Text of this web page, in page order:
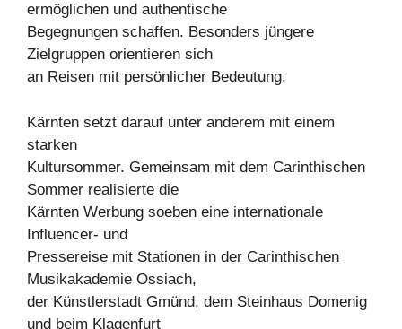
ermöglichen und authentische
Begegnungen schaffen. Besonders jüngere
Zielgruppen orientieren sich
an Reisen mit persönlicher Bedeutung.
Kärnten setzt darauf unter anderem mit einem
starken
Kultursommer. Gemeinsam mit dem Carinthischen
Sommer realisierte die
Kärnten Werbung soeben eine internationale
Influencer- und
Pressereise mit Stationen in der Carinthischen
Musikakademie Ossiach,
der Künstlerstadt Gmünd, dem Steinhaus Domenig
und beim Klagenfurt